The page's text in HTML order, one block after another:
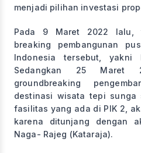
menjadi pilihan investasi
Pada 9 Maret 2022 lalu,
breaking pembangunan
Indonesia tersebut, yakni
Sedangkan 25 Maret
groundbreaking
destinasi wisata tepi sunga
fasilitas yang ada di PIK 2,
karena ditunjang dengan
Naga- Rajeg (Kataraja).